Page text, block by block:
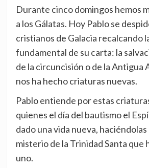
Durante cinco domingos hemos
a los Gálatas. Hoy Pablo se
cristianos de Galacia recalcando
fundamental de su carta: la
de la circuncisión o de la Antigua
nos ha hecho criaturas nuevas.
Pablo entiende por estas
quienes el día del bautismo el
dado una vida nueva,
misterio de la Trinidad Santa que
uno.